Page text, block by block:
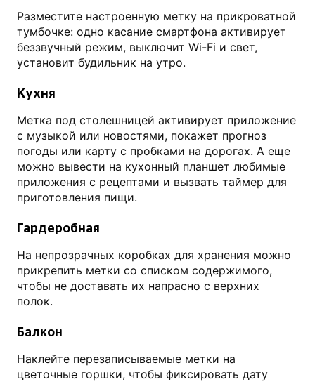
Разместите настроенную метку на прикроватной
тумбочке: одно касание смартфона активирует
беззвучный режим, выключит Wi-Fi и свет,
установит будильник на утро.
Кухня
Метка под столешницей активирует приложение
с музыкой или новостями, покажет прогноз
погоды или карту с пробками на дорогах. А еще
можно вывести на кухонный планшет любимые
приложения с рецептами и вызвать таймер для
приготовления пищи.
Гардеробная
На непрозрачных коробках для хранения можно
прикрепить метки со списком содержимого,
чтобы не доставать их напрасно с верхних
полок.
Балкон
Наклейте перезаписываемые метки на
цветочные горшки, чтобы фиксировать дату